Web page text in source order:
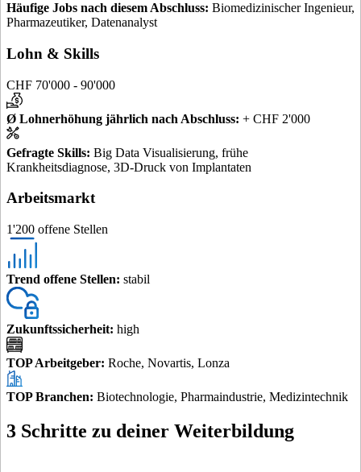
Häufige Jobs nach diesem Abschluss: Biomedizinischer Ingenieur,
Pharmazeutiker, Datenanalyst
Lohn & Skills
CHF 70'000 - 90'000
Ø Lohnerhöhung jährlich nach Abschluss: + CHF 2'000
Gefragte Skills: Big Data Visualisierung, frühe
Krankheitsdiagnose, 3D-Druck von Implantaten
Arbeitsmarkt
1'200 offene Stellen
Trend offene Stellen: stabil
Zukunftssicherheit: high
TOP Arbeitgeber: Roche, Novartis, Lonza
TOP Branchen: Biotechnologie, Pharmaindustrie, Medizintechnik
3 Schritte zu deiner Weiterbildung